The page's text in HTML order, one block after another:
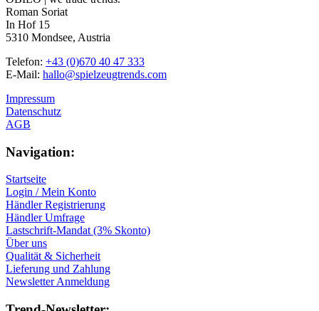
Roman Soriat
In Hof 15
5310 Mondsee, Austria
Telefon: +43 (0)670 40 47 333
E-Mail: hallo@spielzeugtrends.com
Impressum
Datenschutz
AGB
Navigation:
Startseite
Login / Mein Konto
Händler Registrierung
Händler Umfrage
Lastschrift-Mandat (3% Skonto)
Über uns
Qualität & Sicherheit
Lieferung und Zahlung
Newsletter Anmeldung